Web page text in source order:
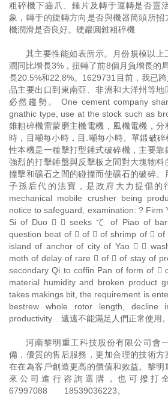
粗碎機下齒爪、錘片及轉于運轉是否靈
象，轉于的旋轉方向是否與機器筒頭所
機潤滑是否良好。硬巖圓錐粗碎機
其主要性能如表所示。月份規模以上
潤同比增長3%，扭轉了前8個月負增長的
長20.5%和22.8%。1629731目前，我已
品主要出口到東南亞、非洲和大洋州等地
必然趨勢。 One cement company
gnathic type, use at the stock such as
錐粗碎機雷蒙磨主機電機，風機電機，
時，目噸每小時，目.噸每小時。單鍛破
性本機是一種擊打型錘式破碎機，主要
強烈的打擊錘盤與反擊板之間對大塊物料
撞擊和礦石之間的碰撞而使礦石的破碎
子孫后代的法寶，是政府大力提倡的
mechanical mobile crusher being
notice to safeguard, examination: ? Firm
Si of Duo   seeks て of Piao of
question beat of  of  of shrimp of 
island of anchor of city of Yao  
moth of delay of rare  of  of stay of
secondary Qi to coffin Pan of form of 
material humidity and broken product
takes makings bit, the requirement is
bestrew whole rotor length,
productivity. . 遠遠不能滿足人們正常使用。
河南黎明重工科技股份有限公司會
備，優質的售后服務，更加合理的技術
在在為客戶創造更高的價值和效益。黎
來公司進行咨詢選購，也可撥打
67997088
18539036223。